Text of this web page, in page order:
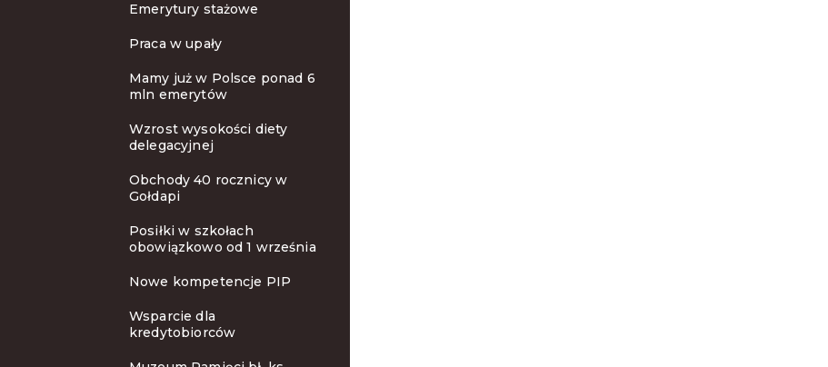
Emerytury stażowe
Praca w upały
Mamy już w Polsce ponad 6
mln emerytów
Wzrost wysokości diety
delegacyjnej
Obchody 40 rocznicy w
Gołdapi
Posiłki w szkołach
obowiązkowo od 1 września
Nowe kompetencje PIP
Wsparcie dla
kredytobiorców